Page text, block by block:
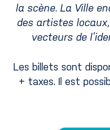
la scène. La Ville
des artistes
vecteurs de
Les billets sont
+ taxes. Il est